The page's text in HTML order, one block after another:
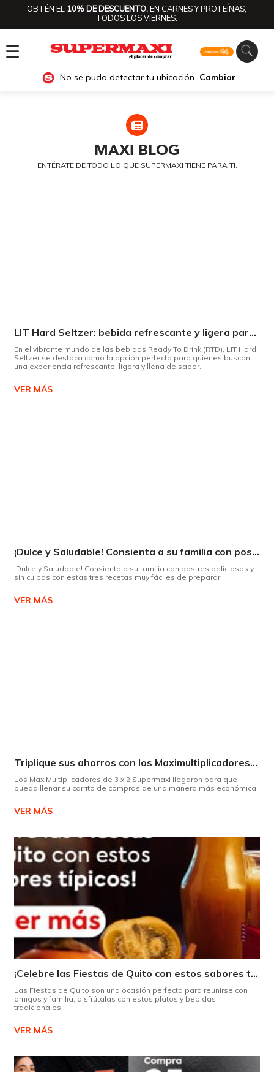
OBTÉN EL 10% DE DESCUENTO.EN CARNES Y PROTEÍNAS,
TODOS LOS VIERNES.
☰
No se pudo detectar tu ubicación Cambiar
MAXI BLOG
ENTÉRATE DE TODO LO QUE SUPERMAXI TIENE PARA TI.
LIT Hard Seltzer: bebida refrescante y ligera para disfrutar de este verano
En el vibrante mundo de las bebidas Ready To Drink (RTD), LIT Hard
Seltzer se destaca como la opción perfecta para quienes buscan
una experiencia refrescante, ligera y llena de sabor.
VER MÁS
¡Dulce y Saludable! Consienta a su familia con postres deliciosos y sin culpas
¡Dulce y Saludable! Consienta a su familia con postres deliciosos y
sin culpas con estas tres recetas muy fáciles de preparar
VER MÁS
Triplique sus ahorros con los Maximultiplicadores de Supermaxi
Los MaxiMultiplicadores de 3 x 2 Supermaxi llegaron para que
pueda llenar su carrito de compras de una manera más económica.
VER MÁS
¡Celebre las Fiestas de Quito con estos sabores típicos!
Las Fiestas de Quito son una ocasión perfecta para reunirse con
amigos y familia, disfrútalas con estos platos y bebidas
tradicionales.
VER MÁS